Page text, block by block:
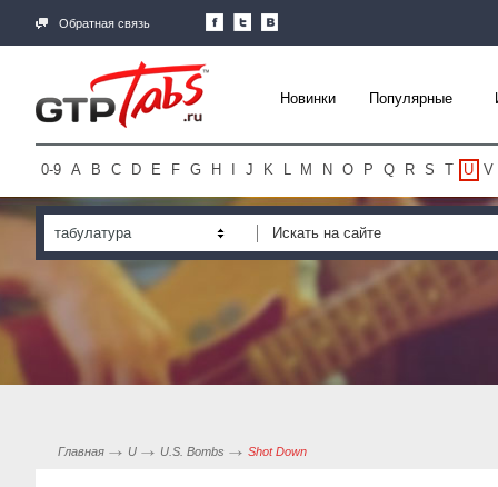
Обратная связь
Новинки Популярные
0-9 A B C D E F G H J K L M N O P Q R S T U V
табулатура
Главная U U.S. Bombs Shot Down